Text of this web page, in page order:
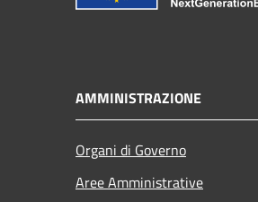
AMMINISTRAZIONE
Organi di Governo
Aree Amministrative